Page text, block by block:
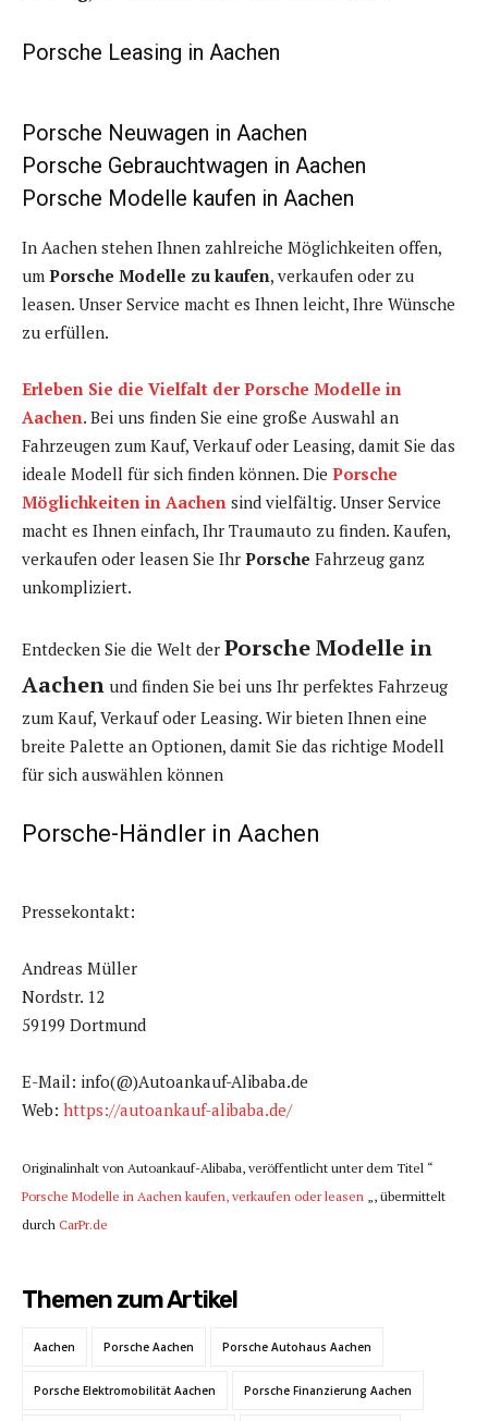
Porsche Leasing in Aachen
Porsche Neuwagen in Aachen
Porsche Gebrauchtwagen in Aachen
Porsche Modelle kaufen in Aachen
In Aachen stehen Ihnen zahlreiche Möglichkeiten offen,
um Porsche Modelle zu kaufen, verkaufen oder zu
leasen. Unser Service macht es Ihnen leicht, Ihre Wünsche
zu erfüllen.
Erleben Sie die Vielfalt der Porsche Modelle in
Aachen. Bei uns finden Sie eine große Auswahl an
Fahrzeugen zum Kauf, Verkauf oder Leasing, damit Sie das
ideale Modell für sich finden können. Die Porsche
Möglichkeiten in Aachen sind vielfältig. Unser Service
macht es Ihnen einfach, Ihr Traumauto zu finden. Kaufen,
verkaufen oder leasen Sie Ihr Porsche Fahrzeug ganz
unkompliziert.
Entdecken Sie die Welt der Porsche Modelle in
Aachen und finden Sie bei uns Ihr perfektes Fahrzeug
zum Kauf, Verkauf oder Leasing. Wir bieten Ihnen eine
breite Palette an Optionen, damit Sie das richtige Modell
für sich auswählen können
Porsche-Händler in Aachen
Pressekontakt:
Andreas Müller
Nordstr. 12
59199 Dortmund
E-Mail: info(@)Autoankauf-Alibaba.de
Web: https://autoankauf-alibaba.de/
Originalinhalt von Autoankauf-Alibaba, veröffentlicht unter dem Titel “
Porsche Modelle in Aachen kaufen, verkaufen oder leasen „, übermittelt
durch CarPr.de
Themen zum Artikel
Aachen Porsche Aachen Porsche Autohaus Aachen
Porsche Elektromobilität Aachen Porsche Finanzierung Aachen